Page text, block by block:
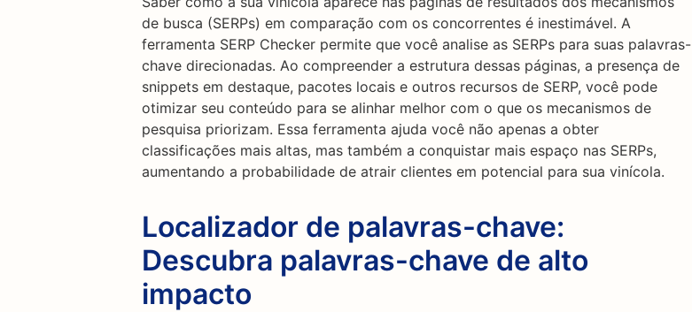
de busca (SERPs) em comparação com os concorrentes é inestimável. A
ferramenta SERP Checker permite que você analise as SERPs para suas palavras-
chave direcionadas. Ao compreender a estrutura dessas páginas, a presença de
snippets em destaque, pacotes locais e outros recursos de SERP, você pode
otimizar seu conteúdo para se alinhar melhor com o que os mecanismos de
pesquisa priorizam. Essa ferramenta ajuda você não apenas a obter
classificações mais altas, mas também a conquistar mais espaço nas SERPs,
aumentando a probabilidade de atrair clientes em potencial para sua vinícola.
Localizador de palavras-chave:
Descubra palavras-chave de alto
impacto